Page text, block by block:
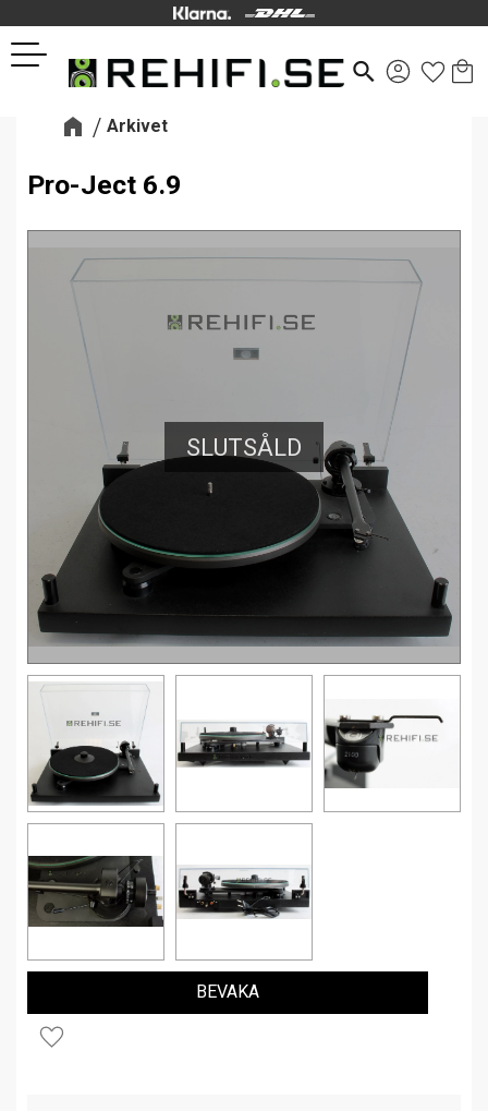
Meny
search
Arkivet
Pro-Ject 6.9
SLUTSÅLD
Lägg till i favoriter
BEVAKA